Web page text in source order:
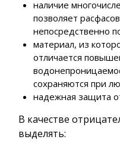
наличие
позволяет
непосредственно
материал, из
отличается
сохраняются при
надежная защита
В качестве
выделять: